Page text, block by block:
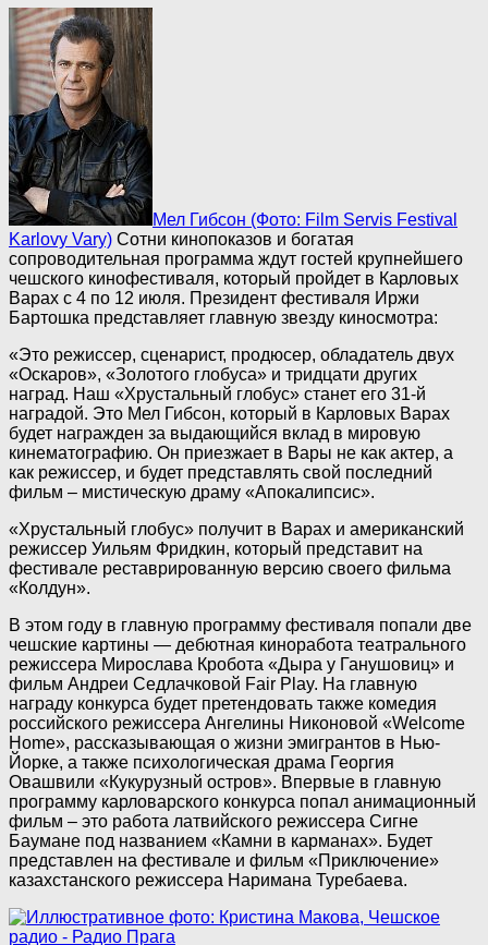
Мел Гибсон (Фото: Film Servis Festival
Karlovy Vary) Сотни кинопоказов и богатая
сопроводительная программа ждут гостей крупнейшего
чешского кинофестиваля, который пройдет в Карловых
Варах с 4 по 12 июля. Президент фестиваля Иржи
Бартошка представляет главную звезду киносмотра:
«Это режиссер, сценарист, продюсер, обладатель двух
«Оскаров», «Золотого глобуса» и тридцати других
наград. Наш «Хрустальный глобус» станет его 31-й
наградой. Это Мел Гибсон, который в Карловых Варах
будет награжден за выдающийся вклад в мировую
кинематографию. Он приезжает в Вары не как актер, а
как режиссер, и будет представлять свой последний
фильм – мистическую драму «Апокалипсис».
«Хрустальный глобус» получит в Варах и американский
режиссер Уильям Фридкин, который представит на
фестивале реставрированную версию своего фильма
«Колдун».
В этом году в главную программу фестиваля попали две
чешские картины — дебютная киноработа театрального
режиссера Мирослава Кробота «Дыра у Ганушовиц» и
фильм Андреи Седлачковой Fair Play. На главную
награду конкурса будет претендовать также комедия
российского режиссера Ангелины Никоновой «Welcome
Home», рассказывающая о жизни эмигрантов в Нью-
Йорке, а также психологическая драма Георгия
Овашвили «Кукурузный остров». Впервые в главную
программу карловарского конкурса попал анимационный
фильм – это работа латвийского режиссера Сигне
Баумане под названием «Камни в карманах». Будет
представлен на фестивале и фильм «Приключение»
казахстанского режиссера Наримана Туребаева.